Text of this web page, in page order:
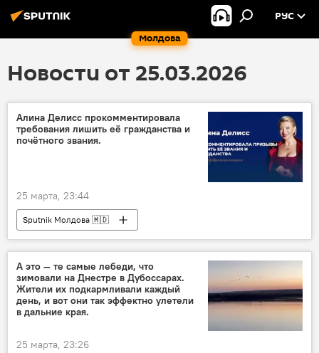
Молдова
РУС
Новости от 25.03.2026
Алина Делисс прокомментировала
требования лишить её гражданства и
почётного звания.
25 марта, 23:44
Sputnik Молдова 🇲🇩
А это — те самые лебеди, что
зимовали на Днестре в Дубоссарах.
Жители их подкармливали каждый
день, и вот они так эффектно улетели
в дальние края.
25 марта, 23:26